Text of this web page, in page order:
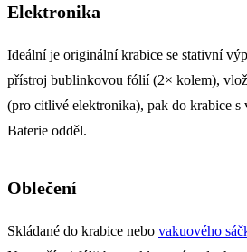
Elektronika
Ideální je originální krabice se stativní
přístroj bublinkovou fólií (2× kolem),
(pro citlivé elektronika), pak do krabice
Baterie odděl.
Oblečení
Skládané do krabice nebo vakuového